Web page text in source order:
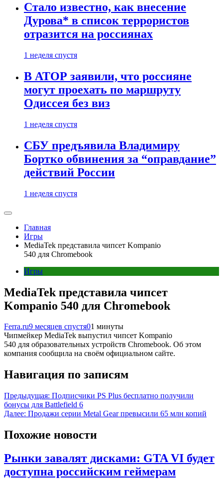
Стало известно, как внесение
Дурова* в список террористов
отразится на россиянах
1 неделя спустя
В АТОР заявили, что россияне
могут проехать по маршруту
Одиссея без виз
1 неделя спустя
СБУ предъявила Владимиру
Бортко обвинения за “оправдание”
действий России
1 неделя спустя
Главная
Игры
MediaTek представила чипсет Kompanio
540 для Chromebook
Игры
MediaTek представила чипсет
Kompanio 540 для Chromebook
Ferra.ru9 месяцев спустя01 минуты
Чипмейкер MediaTek выпустил чипсет Kompanio
540 для образовательных устройств Chromebook. Об этом
компания сообщила на своём официальном сайте.
Навигация по записям
Предыдущая: Подписчики PS Plus бесплатно получили
бонусы для Battlefield 6
Далее: Продажи серии Metal Gear превысили 65 млн копий
Похожие новости
Рынки завалят дисками: GTA VI будет
доступна российским геймерам